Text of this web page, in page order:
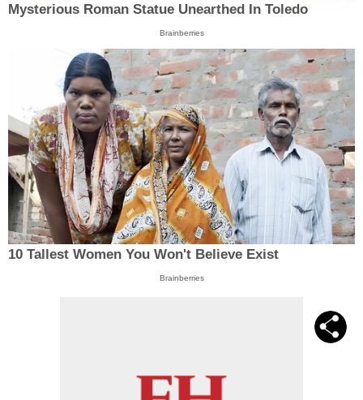
Mysterious Roman Statue Unearthed In Toledo
Brainberries
10 Tallest Women You Won't Believe Exist
Brainberries